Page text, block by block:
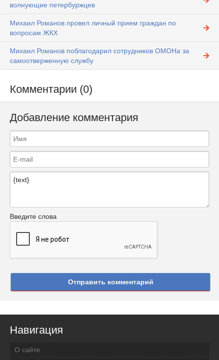
волнующие петербуржцев
Михаил Романов провел личный прием граждан по
вопросам ЖКХ
Михаил Романов поблагодарил сотрудников ОМОНа за
самоотверженную службу
Комментарии (0)
Добавление комментария
Введите слова
Отправить комментарий
Навигация
О сайте